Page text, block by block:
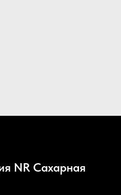
NR Сахарная